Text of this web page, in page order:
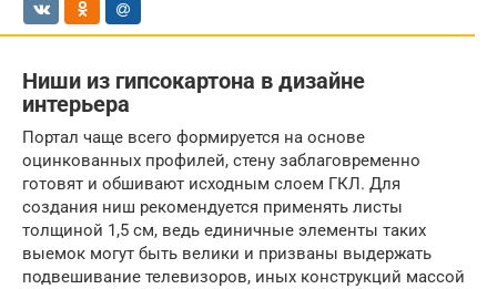
Ниши из гипсокартона в дизайне
интерьера
Портал чаще всего формируется на основе
оцинкованных профилей, стену заблаговременно
готовят и обшивают исходным слоем ГКЛ. Для
создания ниш рекомендуется применять листы
толщиной 1,5 см, ведь единичные элементы таких
выемок могут быть велики и призваны выдержать
подвешивание телевизоров, иных конструкций массой